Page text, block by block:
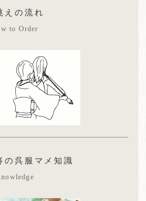
えの流れ
to Order
の呉服マメ知識